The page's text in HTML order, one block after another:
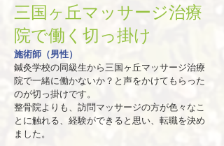
三国ヶ丘マッサージ治療
院で働く切っ掛け
施術師（男性）
鍼灸学校の同級生から三国ヶ丘マッサージ治療
院で一緒に働かないか？と声をかけてもらった
のが切っ掛けです。
整骨院よりも、訪問マッサージの方が色々なこ
とに触れる、経験ができると思い、転職を決め
ました。